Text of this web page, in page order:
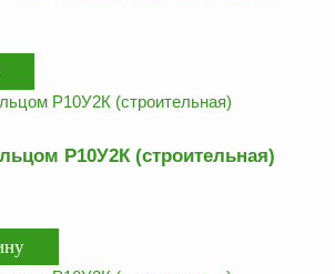
Р10У2К (строительная)